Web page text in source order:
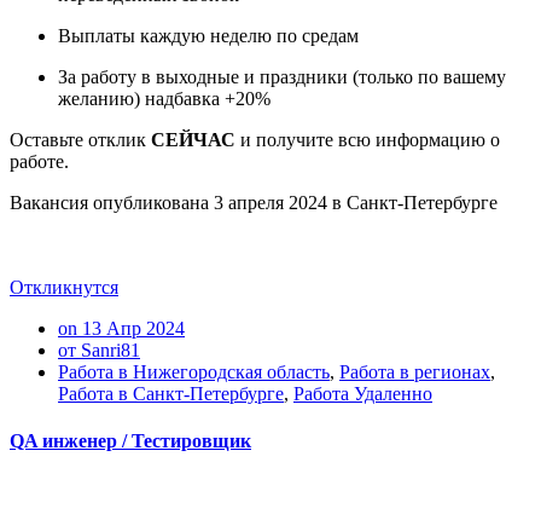
Выплаты каждую неделю по средам
За работу в выходные и праздники (только по вашему
желанию) надбавка +20%
Оставьте отклик СЕЙЧАС и получите всю информацию о
работе.
Вакансия опубликована 3 апреля 2024 в Санкт-Петербурге
Откликнутся
on 13 Апр 2024
от Sanri81
Работа в Нижегородская область, Работа в регионах,
Работа в Санкт-Петербурге, Работа Удаленно
QA инженер / Тестировщик